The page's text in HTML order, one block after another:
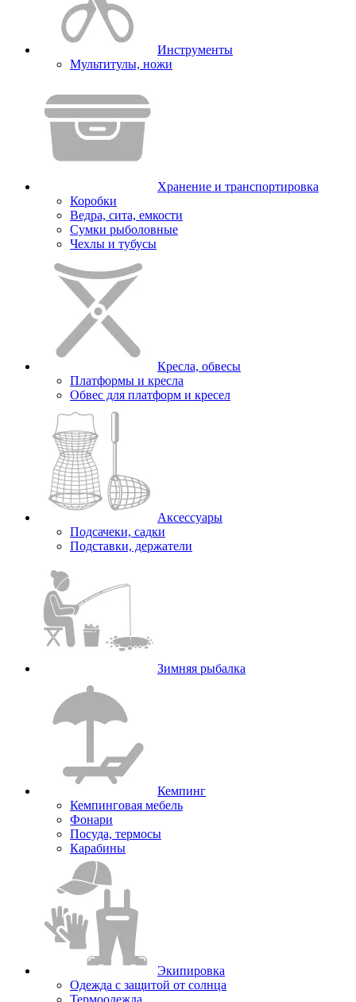
Инструменты
Мультитулы, ножи
Хранение и транспортировка
Коробки
Ведра, сита, емкости
Сумки рыболовные
Чехлы и тубусы
Кресла, обвесы
Платформы и кресла
Обвес для платформ и кресел
Аксессуары
Подсачеки, садки
Подставки, держатели
Зимняя рыбалка
Кемпинг
Кемпинговая мебель
Фонари
Посуда, термосы
Карабины
Экипировка
Одежда с защитой от солнца
Термоодежда